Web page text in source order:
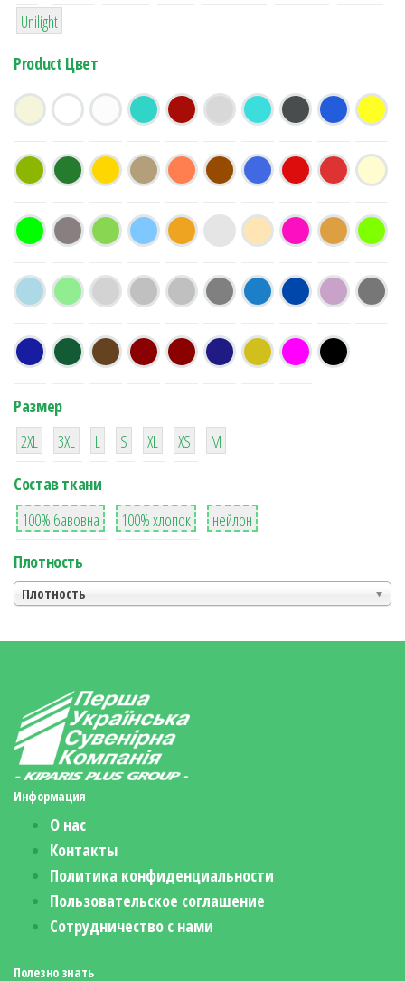
1
Unilight
Product Цвет
Размер
38
2XL
16
3XL
42
L
42
S
42
XL XS
М
Состав ткани
8
100% бавовна
36
100% хлопок
2
нейлон
Плотность
Плотность
Информация
О нас
Контакты
Политика конфиденциальности
Пользовательское соглашение
Сотрудничество с нами
Полезно знать